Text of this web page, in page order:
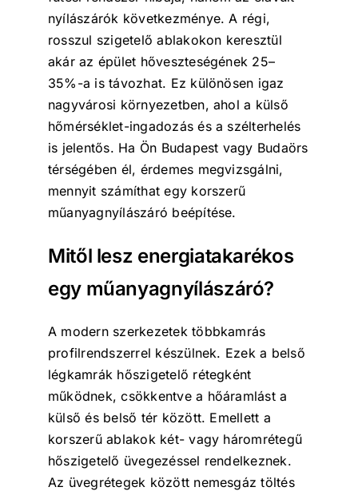
nyílászárók következménye. A régi,
rosszul szigetelő ablakokon keresztül
akár az épület hőveszteségének 25–
35%-a is távozhat. Ez különösen igaz
nagyvárosi környezetben, ahol a külső
hőmérséklet-ingadozás és a szélterhelés
is jelentős. Ha Ön Budapest vagy Budaörs
térségében él, érdemes megvizsgálni,
mennyit számíthat egy korszerű
műanyagnyílászáró beépítése.
Mitől lesz energiatakarékos
egy műanyagnyílászáró?
A modern szerkezetek többkamrás
profilrendszerrel készülnek. Ezek a belső
légkamrák hőszigetelő rétegként
működnek, csökkentve a hőáramlást a
külső és belső tér között. Emellett a
korszerű ablakok két- vagy háromrétegű
hőszigetelő üvegezéssel rendelkeznek.
Az üvegrétegek között nemesgáz töltés